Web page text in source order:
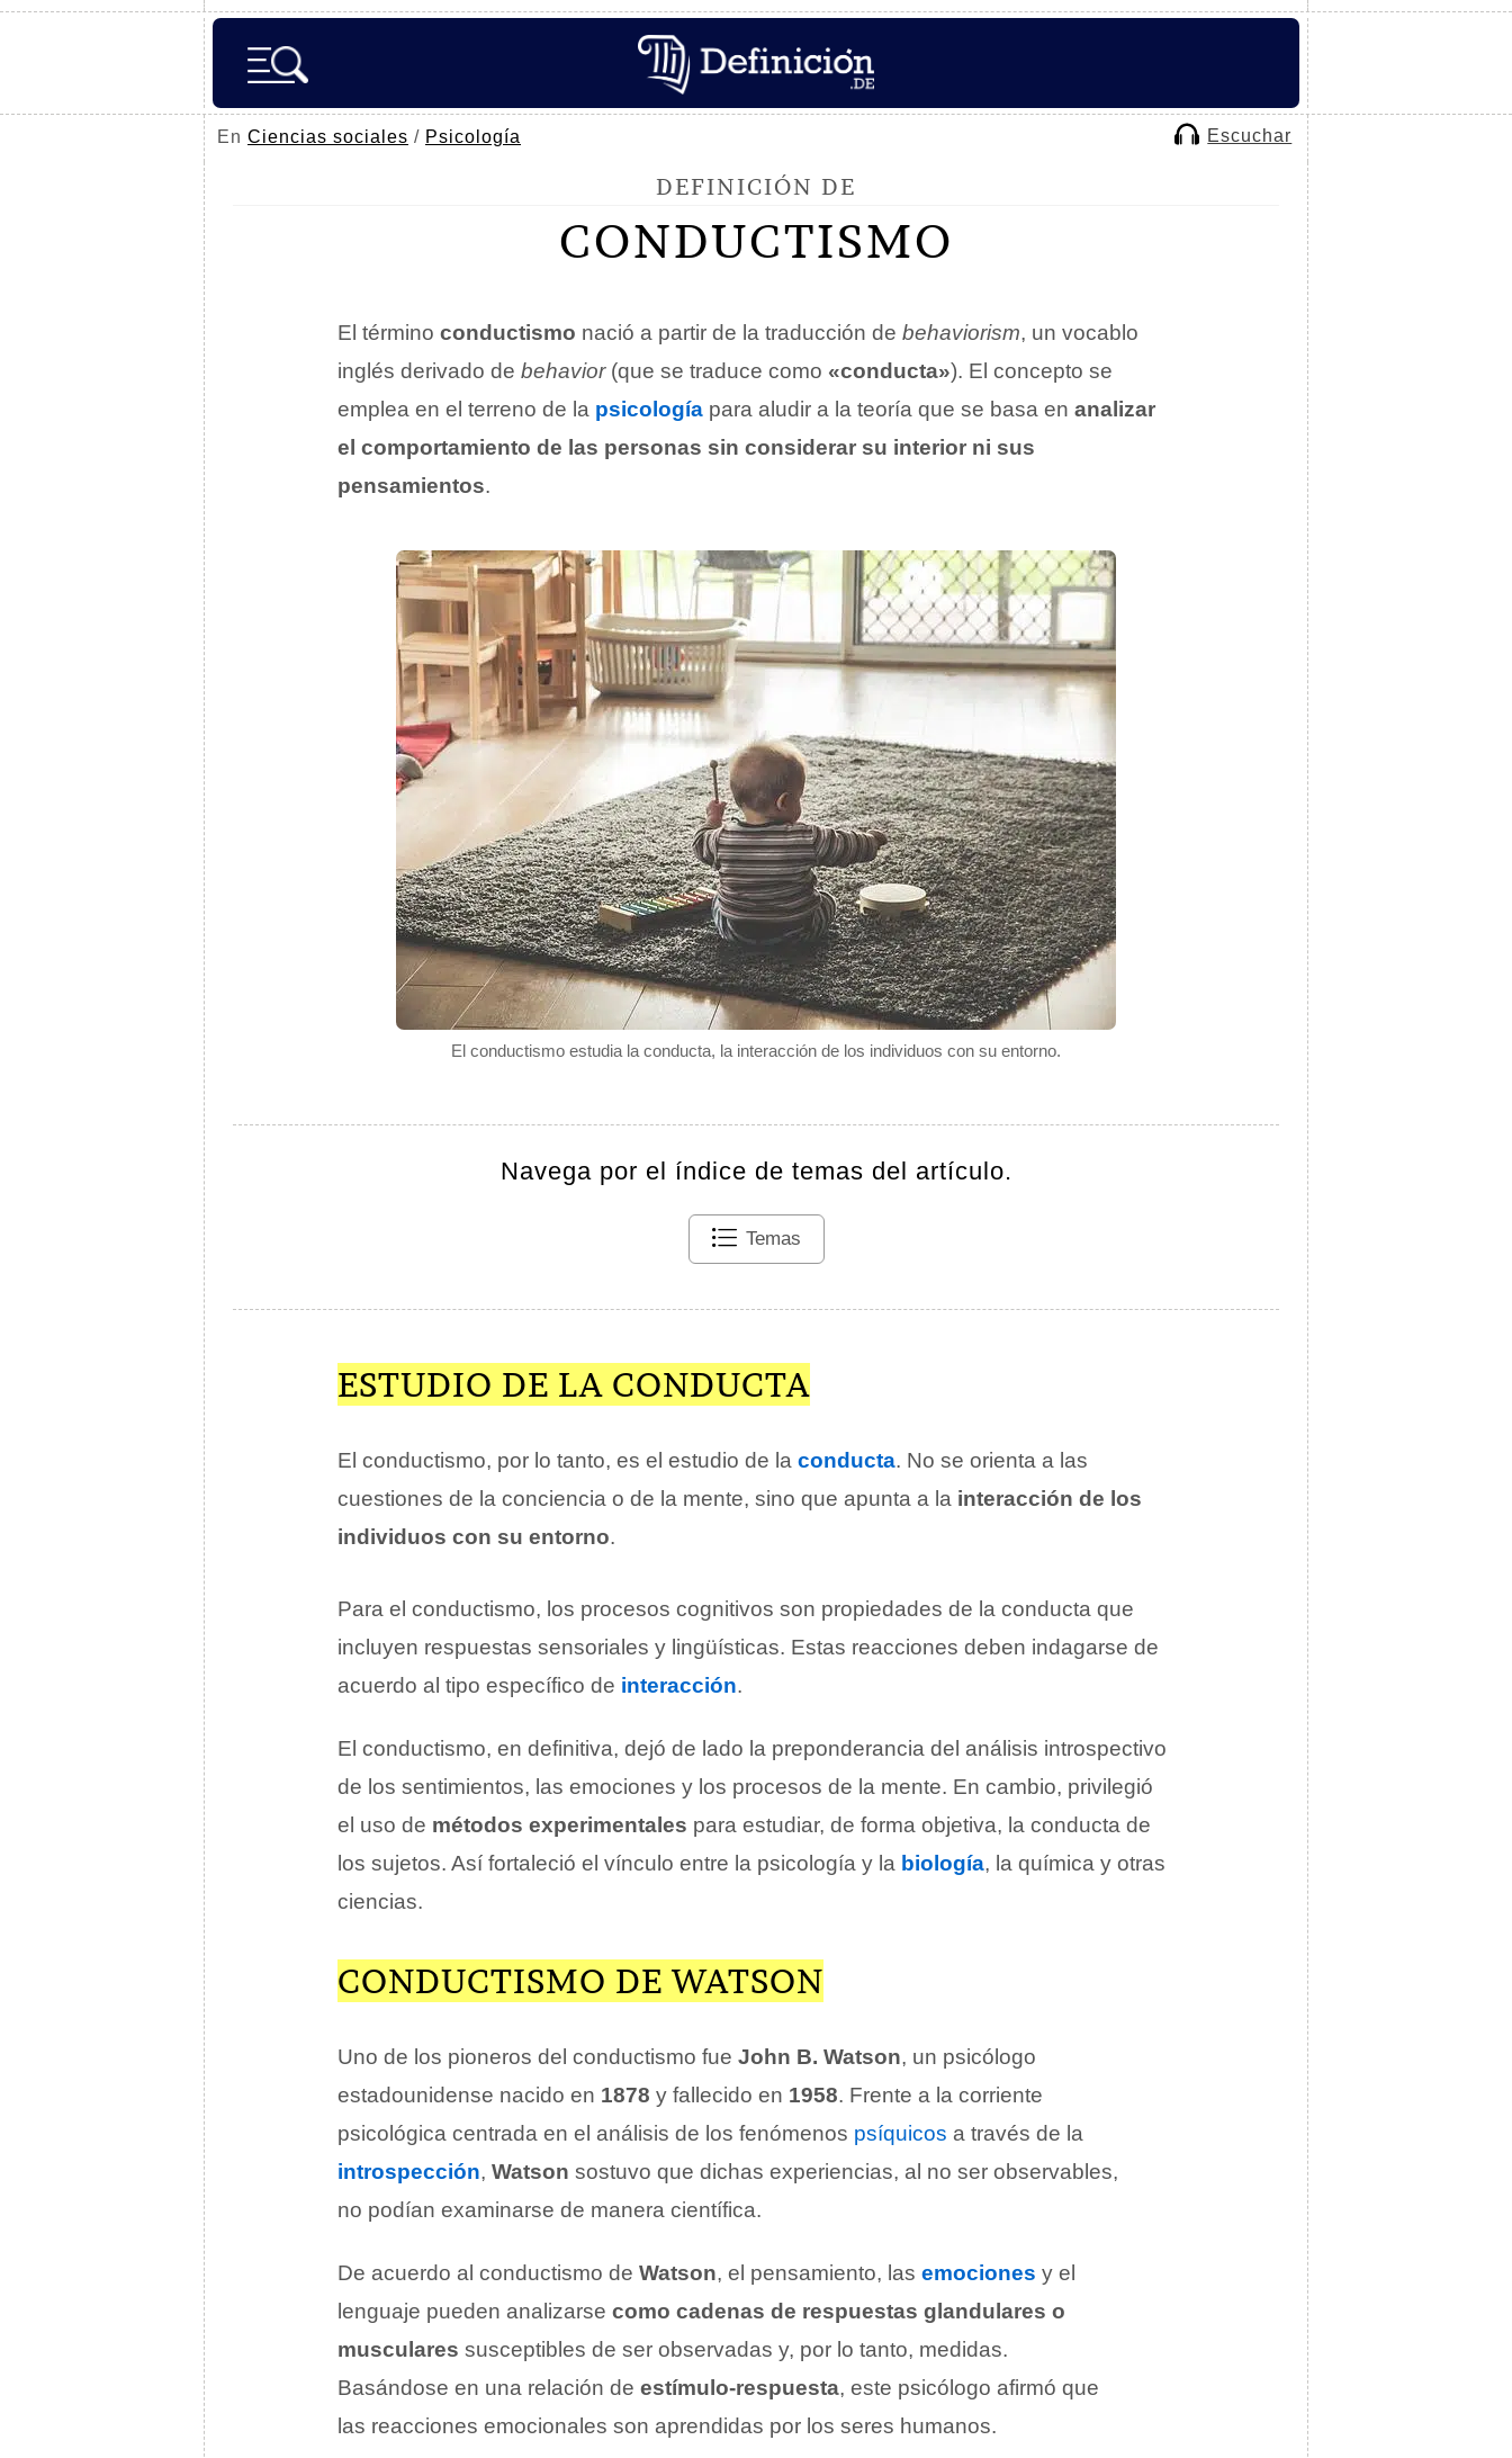
En Ciencias sociales / Psicología Escuchar
DEFINICIÓN DE
CONDUCTISMO
El conductismo estudia la conducta, la interacción de los individuos con su entorno.
El término conductismo nació a partir de la traducción de behaviorism, un vocablo
inglés derivado de behavior(que se traduce como «conducta»). El concepto se
emplea en el terreno de la psicología para aludir a la teoría que se basa en analizar
el comportamiento de las personas sin considerar su interior ni sus
pensamientos.
Navega por el índice de temas del artículo.
Temas
ESTUDIO DE LA CONDUCTA
El conductismo, por lo tanto, es el estudio de la conducta. No se orienta a las
cuestiones de la conciencia o de la mente, sino que apunta a la interacción de los
individuos con su entorno.
Para el conductismo, los procesos cognitivos son propiedades de la conducta que
incluyen respuestas sensoriales y lingüísticas. Estas reacciones deben indagarse de
acuerdo al tipo específico de interacción.
El conductismo, en definitiva, dejó de lado la preponderancia del análisis introspectivo
de los sentimientos, las emociones y los procesos de la mente. En cambio, privilegió
el uso de métodos experimentales para estudiar, de forma objetiva, la conducta de
los sujetos. Así fortaleció el vínculo entre la psicología y la biología, la química y otras
ciencias.
CONDUCTISMO DE WATSON
Uno de los pioneros del conductismo fue John B. Watson, un psicólogo
estadounidense nacido en 1878 y fallecido en 1958. Frente a la corriente
psicológica centrada en el análisis de los fenómenos psíquicos a través de la
introspección, Watson sostuvo que dichas experiencias, al no ser observables,
no podían examinarse de manera científica.
De acuerdo al conductismo de Watson, el pensamiento, las emociones y el
lenguaje pueden analizarse como cadenas de respuestas glandulares o
musculares susceptibles de ser observadas y, por lo tanto, medidas.
Basándose en una relación de estímulo-respuesta, este psicólogo afirmó que
las reacciones emocionales son aprendidas por los seres humanos.